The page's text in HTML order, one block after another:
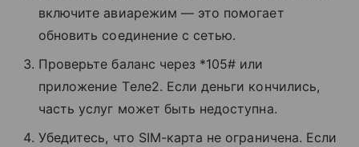
включите авиарежим — это помогает
обновить соединение с сетью.
Проверьте баланс через *105# или
приложение Tеле2. Если деньги кончились,
часть услуг может быть недоступна.
Убедитесь, что SIM-карта не ограничена. Если